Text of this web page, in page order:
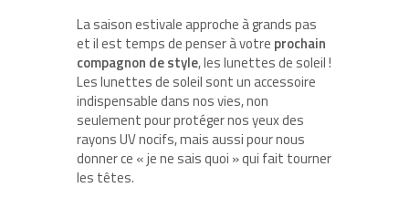
La saison estivale approche à grands pas
et il est temps de penser à votre prochain
compagnon de style, les lunettes de soleil !
Les lunettes de soleil sont un accessoire
indispensable dans nos vies, non
seulement pour protéger nos yeux des
rayons UV nocifs, mais aussi pour nous
donner ce « je ne sais quoi » qui fait tourner
les têtes.